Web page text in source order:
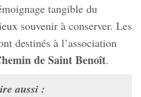
tangible du
souvenir à conserver. Les
destinés à l’association
de Saint Benoît.
aussi :